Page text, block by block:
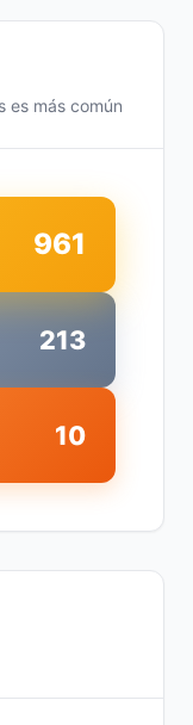
es más común
213
961
10